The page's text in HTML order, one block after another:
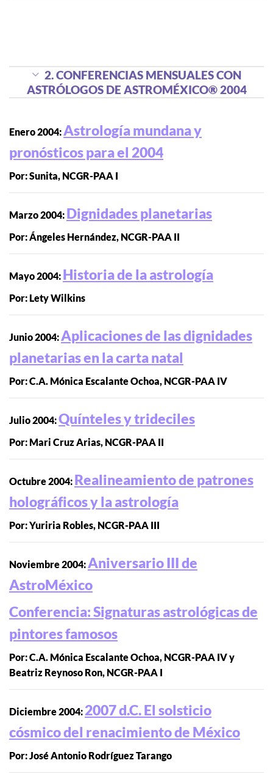
2. CONFERENCIAS MENSUALES CON
ASTRÓLOGOS DE ASTROMÉXICO® 2004
Enero 2004:Astrología mundana y
pronósticos para el 2004
Por: Sunita, NCGR-PAA I
Marzo 2004: Dignidades planetarias
Por: Ángeles Hernández, NCGR-PAA II
Mayo 2004: Historia de la astrología
Por: Lety Wilkins
Junio 2004:Aplicaciones de las dignidades
planetarias en la carta natal
Por: C.A. Mónica Escalante Ochoa, NCGR-PAA IV
Julio 2004:Quínteles y trideciles
Por: Mari Cruz Arias, NCGR-PAA II
Octubre 2004: Realineamiento de patrones
holográficos y la astrología
Por: Yuriria Robles, NCGR-PAA III
Noviembre 2004:Aniversario III de
AstroMéxico
Conferencia: Signaturas astrológicas de
pintores famosos
Por: C.A. Mónica Escalante Ochoa, NCGR-PAA IV y
Beatriz Reynoso Ron, NCGR-PAA I
Diciembre 2004: 2007 d.C. El solsticio
cósmico del renacimiento de México
Por: José Antonio Rodríguez Tarango